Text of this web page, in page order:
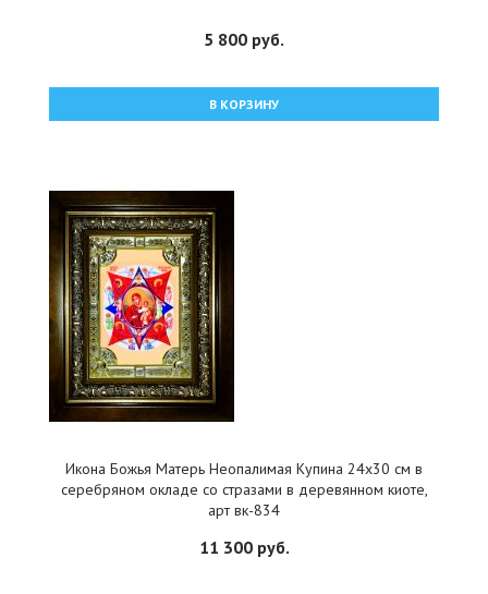
5 800 руб.
В КОРЗИНУ
Икона Божья Матерь Неопалимая Купина 24x30 см в
серебряном окладе со стразами в деревянном киоте,
арт вк-834
11 300 руб.